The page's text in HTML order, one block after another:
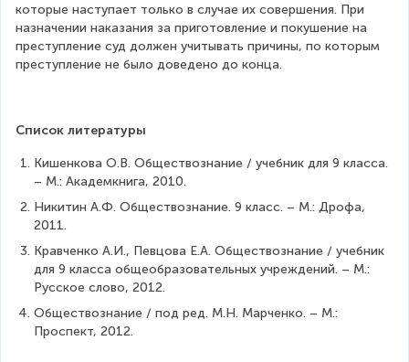
которые наступает только в случае их совершения. При
назначении наказания за приготовление и покушение на
преступление суд должен учитывать причины, по которым
преступление не было доведено до конца.
Список литературы
Кишенкова О.В. Обществознание / учебник для 9 класса.
– М.: Академкнига, 2010.
Никитин А.Ф. Обществознание. 9 класс. – М.: Дрофа,
2011.
Кравченко А.И., Певцова Е.А. Обществознание / учебник
для 9 класса общеобразовательных учреждений. – М.:
Русское слово, 2012.
Обществознание / под ред. М.Н. Марченко. – М.:
Проспект, 2012.